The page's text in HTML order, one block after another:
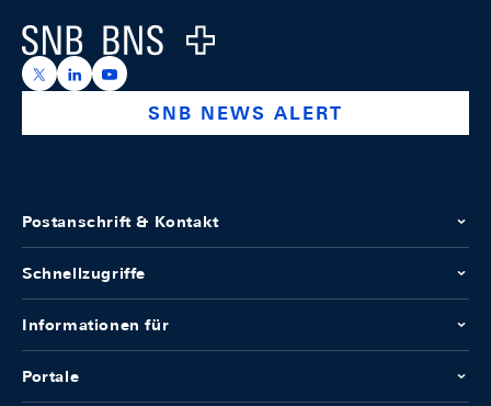
Logo
https://x.com/snb_bns
https://ch.linkedin.com/company/swiss-national-
https://www.youtube.com/@swissnationalbank
SNB NEWS ALERT
Postanschrift & Kontakt
Schnellzugriffe
Informationen für
Portale